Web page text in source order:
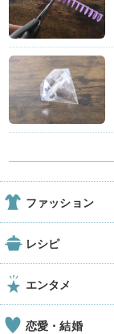
ファッション
レシピ
エンタメ
恋愛・結婚